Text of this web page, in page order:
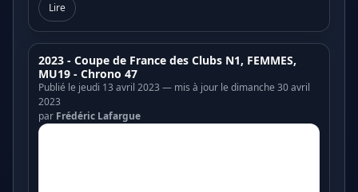
Lire
2023 - Coupe de France des Clubs N1, FEMMES,
MU19 - Chrono 47
Publié le jeudi 13 avril 2023 — mis à jour le dimanche 30 avril
2023
par Frédéric Lafargue